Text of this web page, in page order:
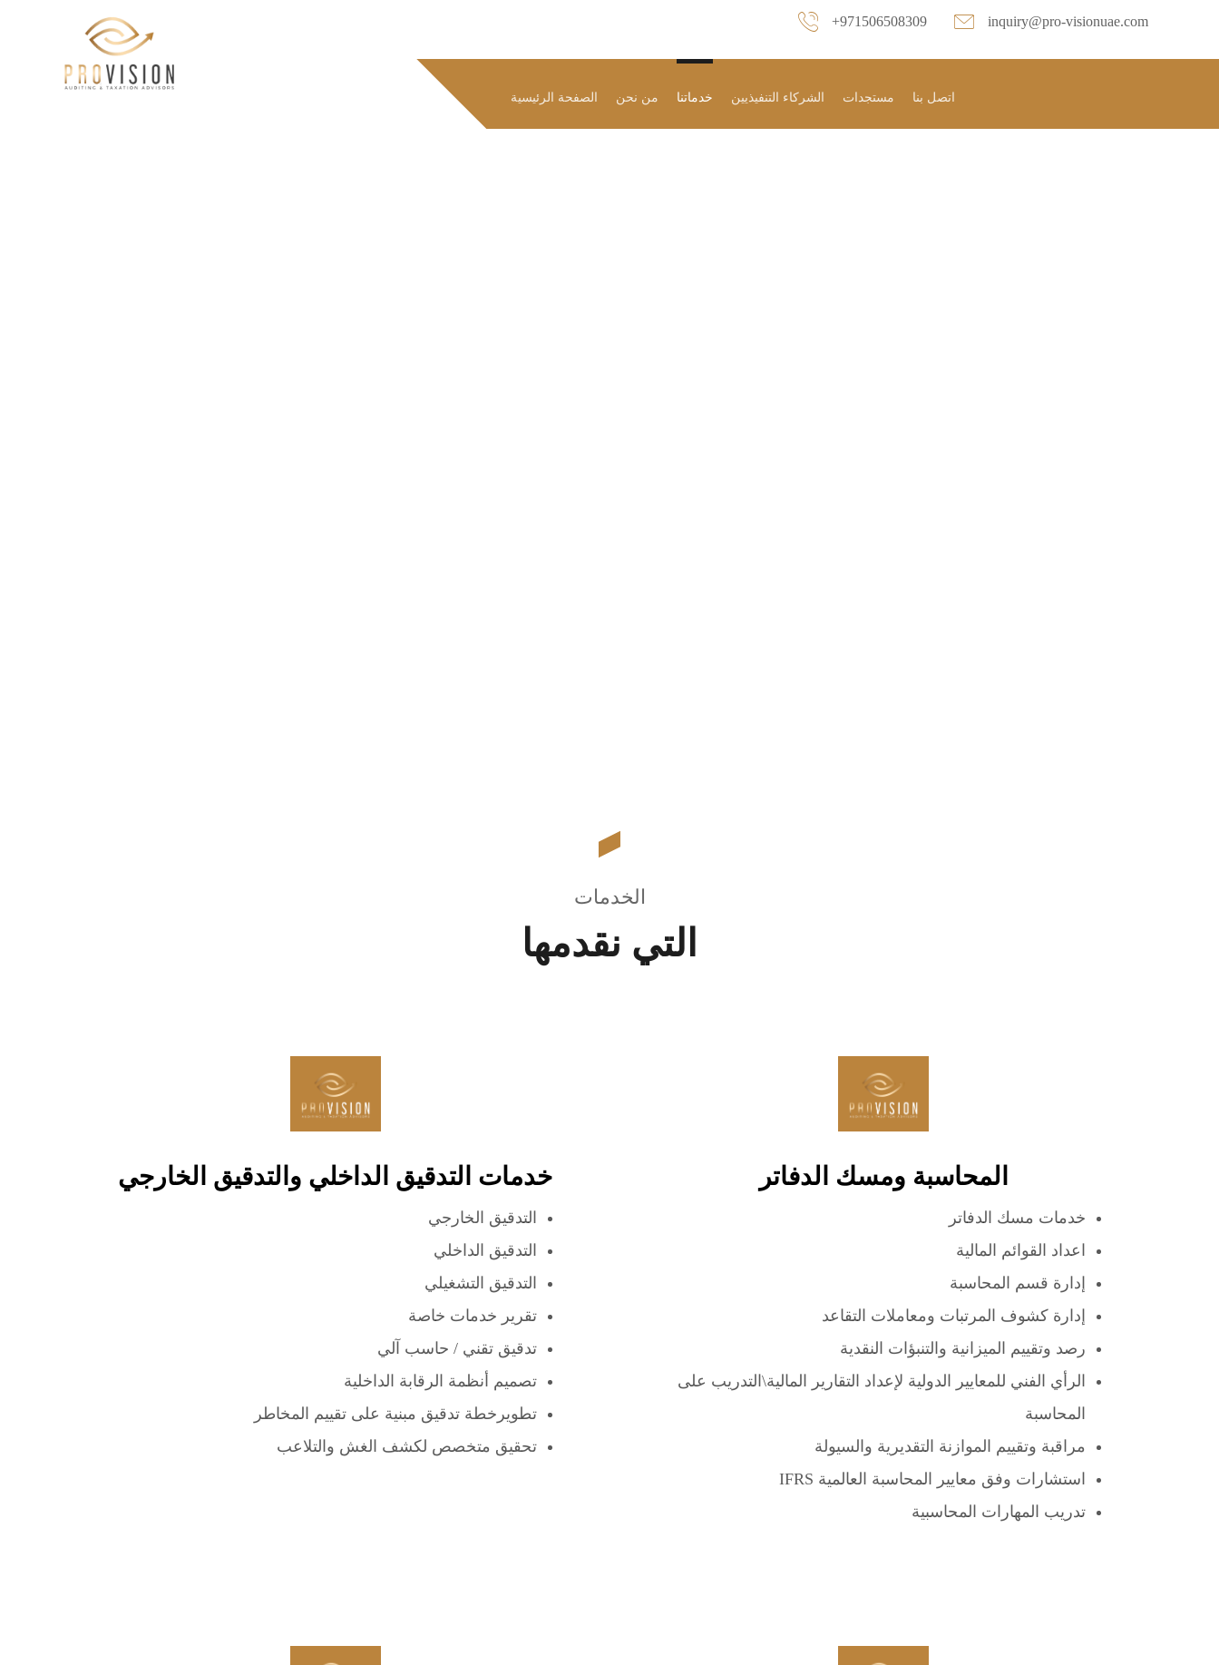
inquiry@pro-visionuae.com
+971506508309
الصفحة الرئيسية من نحن خدماتنا الشركاء التنفيذيين مستجدات اتصل بنا
الخدمات
التي نقدمها
خدمات التدقيق الداخلي والتدقيق الخارجي
التدقيق الخارجي
التدقيق الداخلي
التدقيق التشغيلي
تقرير خدمات خاصة
تدقيق تقني / حاسب آلي
تصميم أنظمة الرقابة الداخلية
تطويرخطة تدقيق مبنية على تقييم المخاطر
تحقيق متخصص لكشف الغش والتلاعب
المحاسبة ومسك الدفاتر
خدمات مسك الدفاتر
اعداد القوائم المالية
إدارة قسم المحاسبة
إدارة كشوف المرتبات ومعاملات التقاعد
رصد وتقييم الميزانية والتنبؤات النقدية
الرأي الفني للمعايير الدولية لإعداد التقارير المالية\التدريب على
المحاسبة
مراقبة وتقييم الموازنة التقديرية والسيولة
استشارات وفق معايير المحاسبة العالمية IFRS
تدريب المهارات المحاسبية